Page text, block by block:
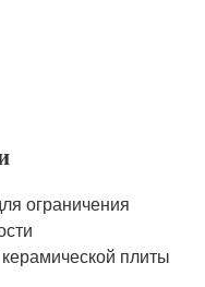
ограничения
плиты